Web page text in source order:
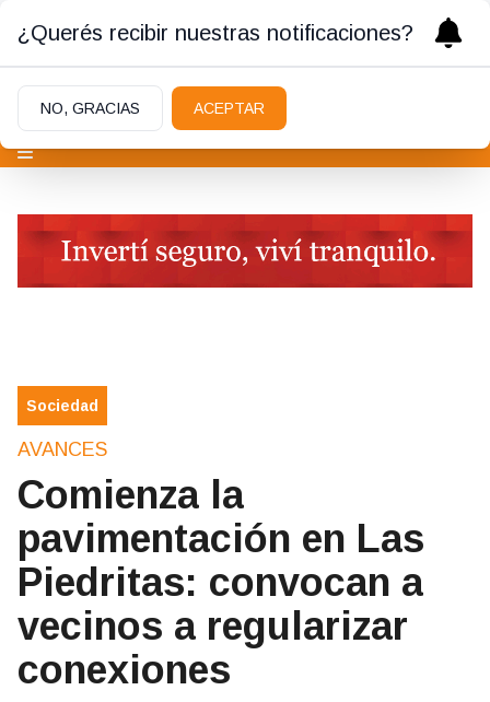
Sociedad
AVANCES
Comienza la
pavimentación en Las
Piedritas: convocan a
vecinos a regularizar
conexiones
¿Querés recibir nuestras notificaciones?
NO, GRACIAS ACEPTAR